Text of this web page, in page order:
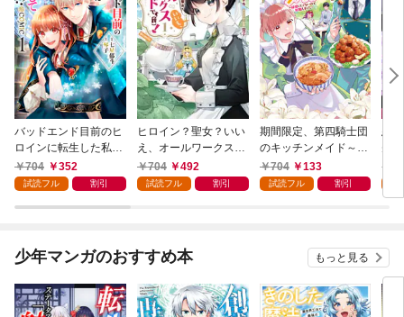
バッドエンド目前のヒ
ロインに転生した私、
今世では恋愛するつも
りがチートな兄が離し
OMIC 第1巻
704 352
試読フル 割引
ヒロイン？聖女？いい
え、オールワークスメ
イドです（誇）！@C
OMIC 第1巻
704 492
試読フル 割引
期間限定、第四騎士団
のキッチンメイド～結
婚したくないので就職
しました～@COMIC
704 133
試読フル 割引
悪
先
令
ラ
の
少年マンガのおすすめ本 もっと見る